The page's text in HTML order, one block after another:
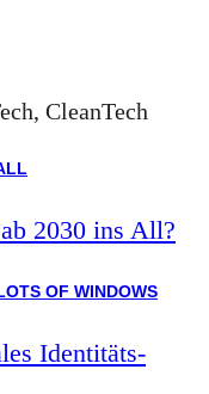
CleanTech
2030 ins All?
Identitäts-